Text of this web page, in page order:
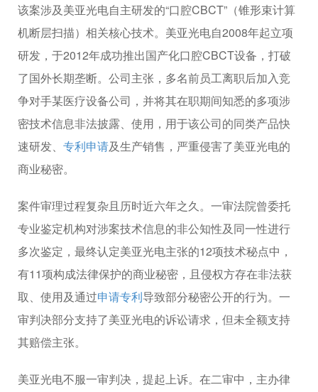
该案涉及美亚光电自主研发的“口腔CBCT”（锥形束计算
机断层扫描）相关核心技术。美亚光电自2008年起立项
研发，于2012年成功推出国产化口腔CBCT设备，打破
了国外长期垄断。公司主张，多名前员工离职后加入竞
争对手某医疗设备公司，并将其在职期间知悉的多项涉
密技术信息非法披露、使用，用于该公司的同类产品快
速研发、 专利申请及生产销售，严重侵害了美亚光电的
商业秘密。
案件审理过程复杂且历时近六年之久。一审法院曾委托
专业鉴定机构对涉案技术信息的非公知性及同一性进行
多次鉴定，最终认定美亚光电主张的12项技术秘点中，
有11项构成法律保护的商业秘密，且侵权方存在非法获
取、使用及通过申请专利导致部分秘密公开的行为。一
审判决部分支持了美亚光电的诉讼请求，但未全额支持
其赔偿主张。
美亚光电不服一审判决，提起上诉。在二审中，主办律